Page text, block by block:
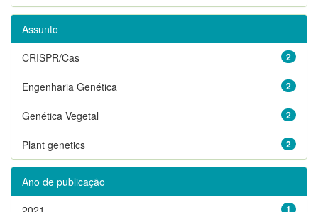
Assunto
2
CRISPR/Cas
2
Engenharia Genética
2
Genética Vegetal
2
Plant genetics
Ano de publicação
1